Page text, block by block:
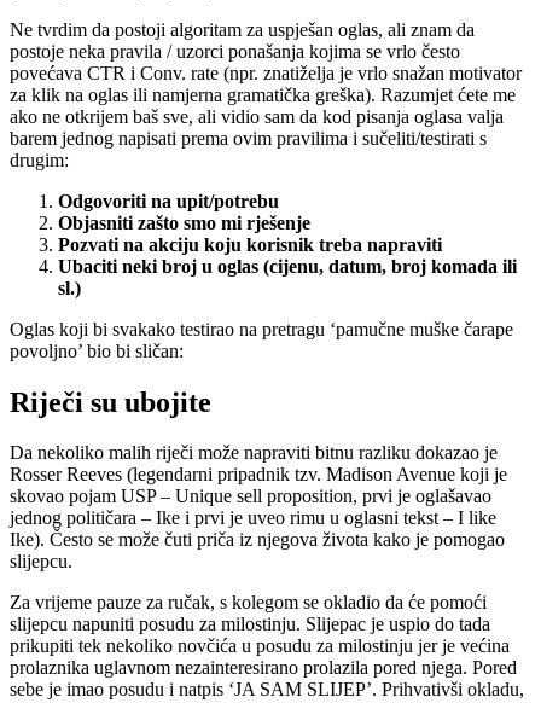
Ne tvrdim da postoji algoritam za uspješan oglas, ali znam da
postoje neka pravila / uzorci ponašanja kojima se vrlo često
povećava CTR i Conv. rate (npr. znatiželja je vrlo snažan motivator
za klik na oglas ili namjerna gramatička greška). Razumjet ćete me
ako ne otkrijem baš sve, ali vidio sam da kod pisanja oglasa valja
barem jednog napisati prema ovim pravilima i sučeliti/testirati s
drugim:
Odgovoriti na upit/potrebu
Objasniti zašto smo mi rješenje
Pozvati na akciju koju korisnik treba napraviti
Ubaciti neki broj u oglas (cijenu, datum, broj komada ili
sl.)
Oglas koji bi svakako testirao na pretragu ‘pamučne muške čarape
povoljno’ bio bi sličan:
Riječi su ubojite
Da nekoliko malih riječi može napraviti bitnu razliku dokazao je
Rosser Reeves (legendarni pripadnik tzv. Madison Avenue koji je
skovao pojam USP – Unique sell proposition, prvi je oglašavao
jednog političara – Ike i prvi je uveo rimu u oglasni tekst – I like
Ike). Često se može čuti priča iz njegova života kako je pomogao
slijepcu.
Za vrijeme pauze za ručak, s kolegom se okladio da će pomoći
slijepcu napuniti posudu za milostinju. Slijepac je uspio do tada
prikupiti tek nekoliko novčića u posudu za milostinju jer je većina
prolaznika uglavnom nezainteresirano prolazila pored njega. Pored
sebe je imao posudu i natpis ‘JA SAM SLIJEP’. Prihvativši okladu,